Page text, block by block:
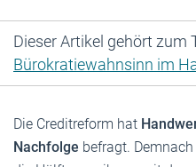
Dieser Artikel gehört zum
Bürokratiewahnsinn im
Die Creditreform hat
Nachfolge befragt.